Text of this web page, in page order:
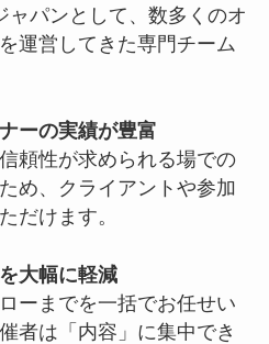
ャパンとして、数多くのオ
運営してきた専門チーム
ーの実績が豊富
頼性が求められる場での
め、クライアントや参加
だけます。
大幅に軽減
ーまでを一括でお任せい
者は「内容」に集中でき